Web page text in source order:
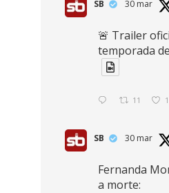
SB 30 mar
🚨 Trailer
temporada
11
SB 30 mar
Fernanda
a morte: